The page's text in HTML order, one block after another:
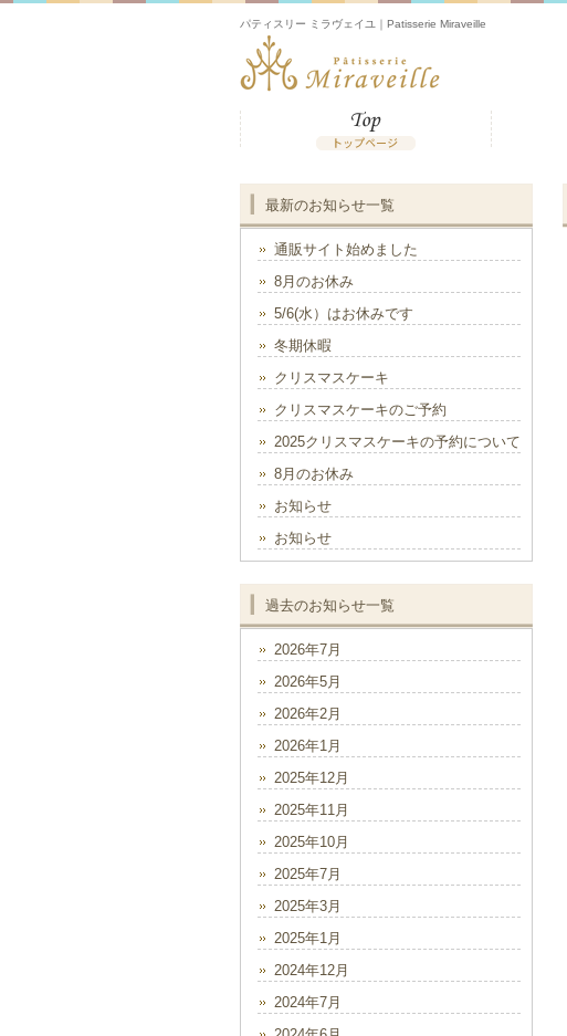
パティスリー ミラヴェイユ｜Patisserie Miraveille
最新のお知らせ一覧
通販サイト始めました
8月のお休み
5/6(水）はお休みです
冬期休暇
クリスマスケーキ
クリスマスケーキのご予約
2025クリスマスケーキの予約について
8月のお休み
お知らせ
お知らせ
過去のお知らせ一覧
2026年7月
2026年5月
2026年2月
2026年1月
2025年12月
2025年11月
2025年10月
2025年7月
2025年3月
2025年1月
2024年12月
2024年7月